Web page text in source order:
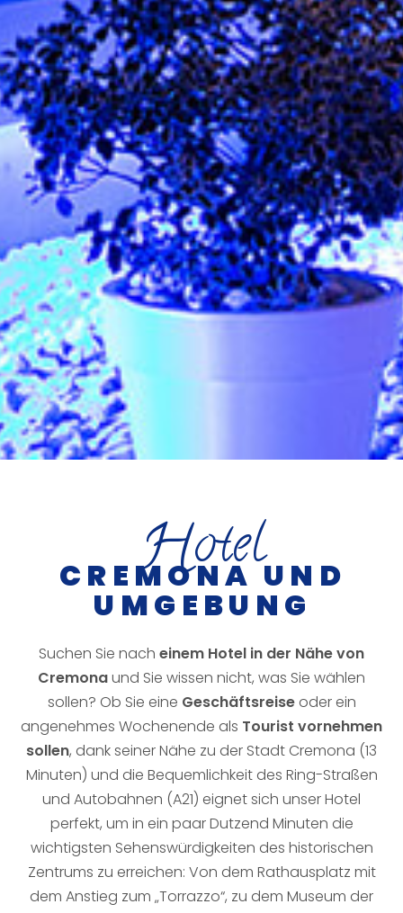
H
otel
CREMONA UND
UMGEBUNG
Suchen Sie nach einem Hotel in der Nähe von
Cremonaund Sie wissen nicht, was Sie wählen
sollen? Ob Sie eine Geschäftsreiseoder ein
angenehmes Wochenende als Tourist vornehmen
sollen, dank seiner Nähe zu der Stadt Cremona (13
Minuten) und die Bequemlichkeit des Ring-Straßen
und Autobahnen (A21) eignet sich unser Hotel
perfekt, um in ein paar Dutzend Minuten die
wichtigsten Sehenswürdigkeiten des historischen
Zentrums zu erreichen: Von dem Rathausplatz mit
dem Anstieg zum „Torrazzo“, zu dem Museum der